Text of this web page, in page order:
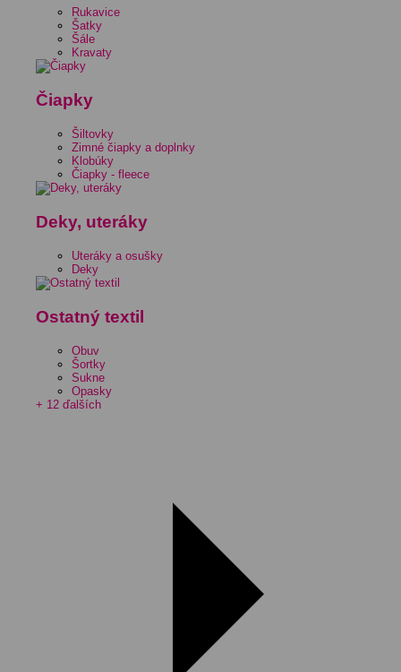
Rukavice
Šatky
Šále
Kravaty
Čiapky
Šiltovky
Zimné čiapky a doplnky
Klobúky
Čiapky - fleece
Deky, uteráky
Uteráky a osušky
Deky
Ostatný textil
Obuv
Šortky
Sukne
Opasky
+ 12 ďalších